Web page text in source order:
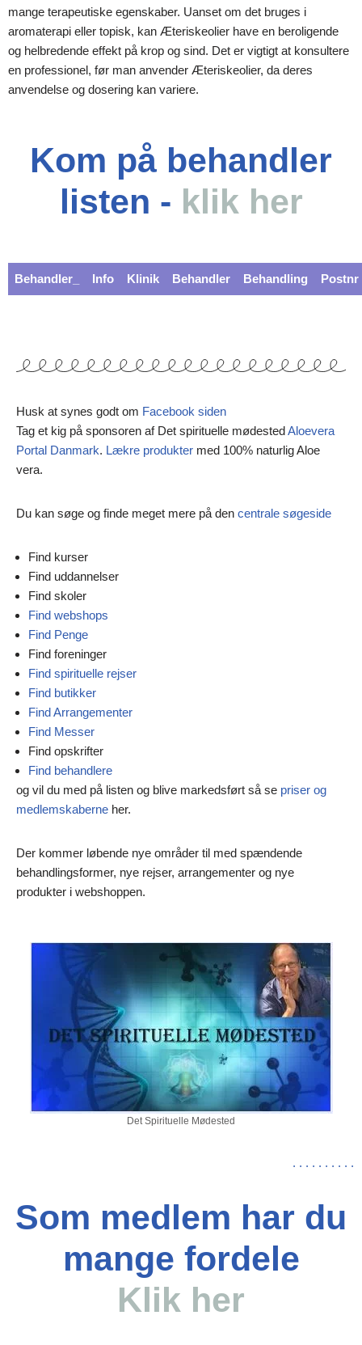
mange terapeutiske egenskaber. Uanset om det bruges i
aromaterapi eller topisk, kan Æteriskeolier have en beroligende
og helbredende effekt på krop og sind. Det er vigtigt at konsultere
en professionel, før man anvender Æteriskeolier, da deres
anvendelse og dosering kan variere.
Kom på behandler
listen - klik her
Behandler_ Info Klinik Behandler Behandling Postnr
Husk at synes godt om Facebook siden
Tag et kig på sponsoren af Det spirituelle mødestedAloevera
Portal Danmark. Lækre produkter med 100% naturlig Aloe
vera.
Du kan søge og finde meget mere på den centrale søgeside
Find kurser
Find uddannelser
Find skoler
Find webshops
Find Penge
Find foreninger
Find spirituelle rejser
Find butikker
Find Arrangementer
Find Messer
Find opskrifter
Find behandlere
og vil du med på listen og blive markedsført så se priser og
medlemskaberne her.
Der kommer løbende nye områder til med spændende
behandlingsformer, nye rejser, arrangementer og nye
produkter i webshoppen.
Det Spirituelle Mødested
. . . . . . . . . .
Som medlem har du
mange fordele
Klik her